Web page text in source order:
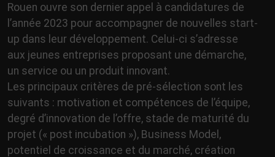
Rouen ouvre son dernier appel à candidatures de
l’année 2023 pour accompagner de nouvelles start-
up dans leur développement. Celui-ci s’adresse
aux jeunes entreprises proposant une démarche,
un service ou un produit innovant.
Les principaux critères de pré-sélection sont les
suivants : motivation et compétences de l’équipe,
degré d’innovation de l’offre, stade de maturité du
projet (« post incubation »), Business Model,
potentiel de croissance et du marché, création